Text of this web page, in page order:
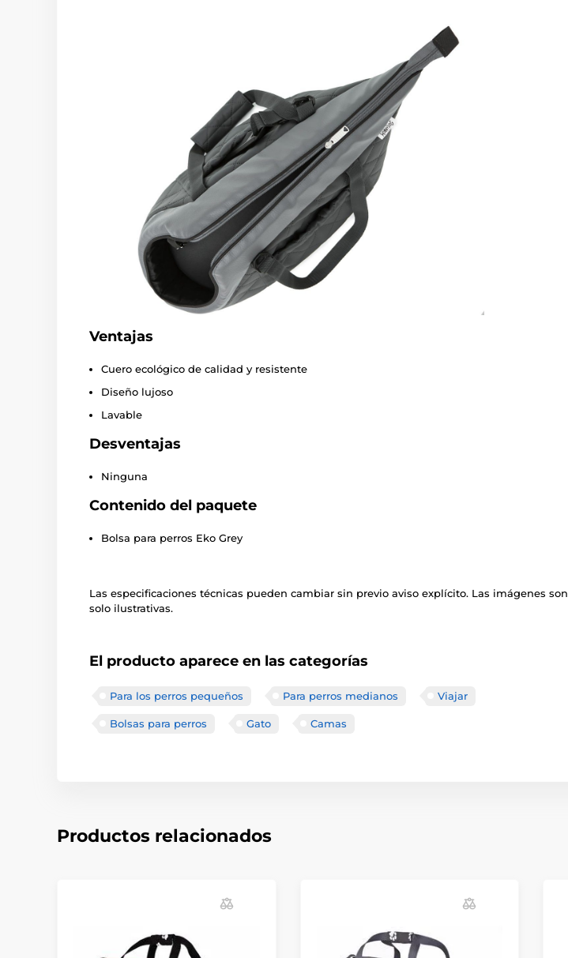
Ventajas
Cuero ecológico de calidad y resistente
Diseño lujoso
Lavable
Desventajas
Ninguna
Contenido del paquete
Bolsa para perros Eko Grey
Las especificaciones técnicas pueden cambiar sin previo aviso explícito. Las imágenes son
solo ilustrativas.
El producto aparece en las categorías
Para los perros pequeños Para perros medianos Viajar
Bolsas para perros Gato Camas
Productos relacionados